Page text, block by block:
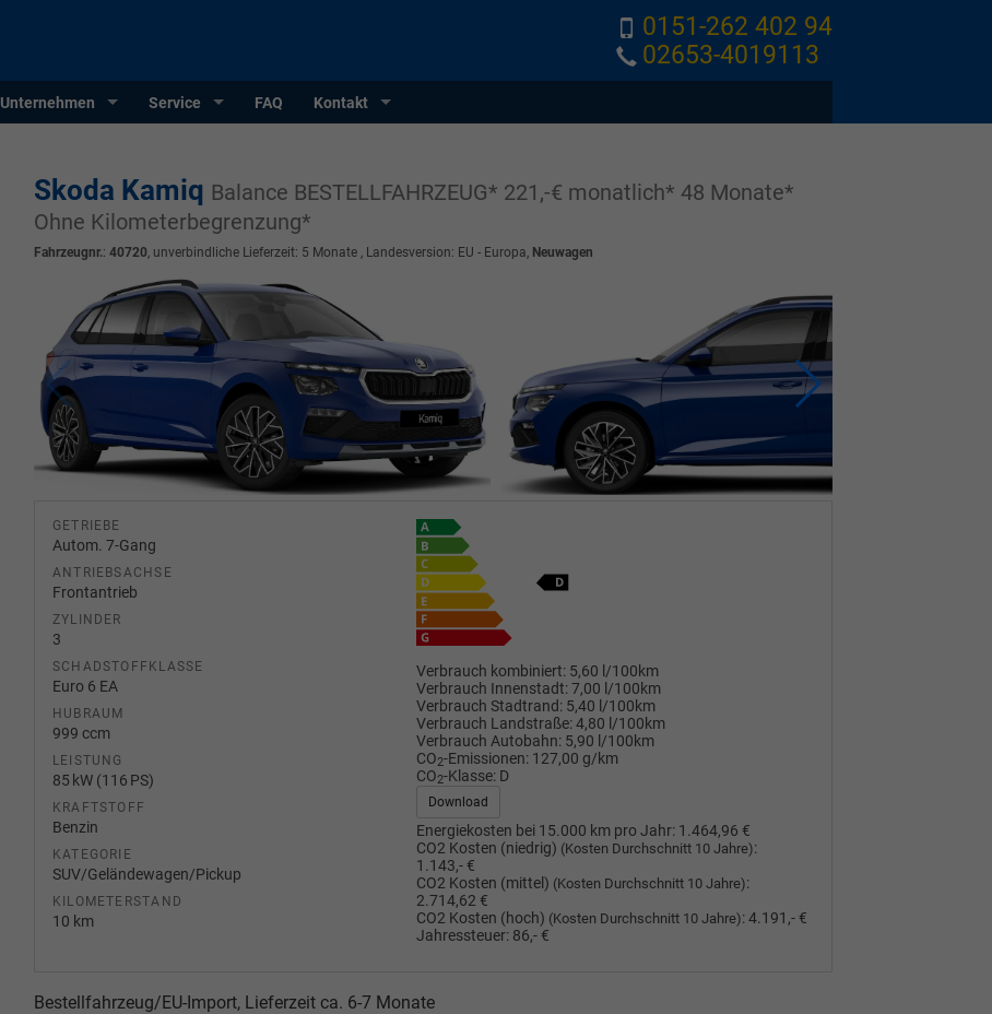
0151-262 402 94
02653-4019113
Unternehmen Service FAQ Kontakt
Skoda Kamiq Balance BESTELLFAHRZEUG* 221,-€ monatlich* 48 Monate*
Ohne Kilometerbegrenzung*
Fahrzeugnr.: 40720, unverbindliche Lieferzeit: 5 Monate, Landesversion: EU - Europa, Neuwagen
GETRIEBE
Autom. 7-Gang
ANTRIEBSACHSE
Frontantrieb
ZYLINDER
3
SCHADSTOFFKLASSE
Euro 6 EA
HUBRAUM
999 ccm
LEISTUNG
85 kW (116 PS)
KRAFTSTOFF
Benzin
KATEGORIE
SUV/Geländewagen/Pickup
KILOMETERSTAND
10 km
Verbrauch kombiniert: 5,60 l/100km
Verbrauch Innenstadt:7,00 l/100km
Verbrauch Stadtrand: 5,40 l/100km
Verbrauch Landstraße:4,80 l/100km
Verbrauch Autobahn: 5,90 l/100km
CO2-Emissionen: 127,00 g/km
CO2-Klasse: D
Download
Energiekosten bei 15.000 km pro Jahr: 1.464,96 €
CO2 Kosten (niedrig) (Kosten Durchschnitt 10 Jahre):
1.143,- €
CO2 Kosten (mittel) (Kosten Durchschnitt 10 Jahre):
2.714,62 €
CO2 Kosten (hoch) (Kosten Durchschnitt 10 Jahre):4.191,- €
Jahressteuer: 86,- €
Bestellfahrzeug/EU-Import, Lieferzeit ca. 6-7 Monate